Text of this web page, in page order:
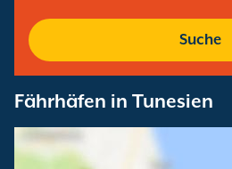
Buchungen Verwalten
Suche
Fährhäfen in Tunesien